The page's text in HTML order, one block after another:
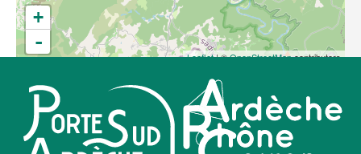
+
-
Leaflet| ©OpenStreetMapcontributors